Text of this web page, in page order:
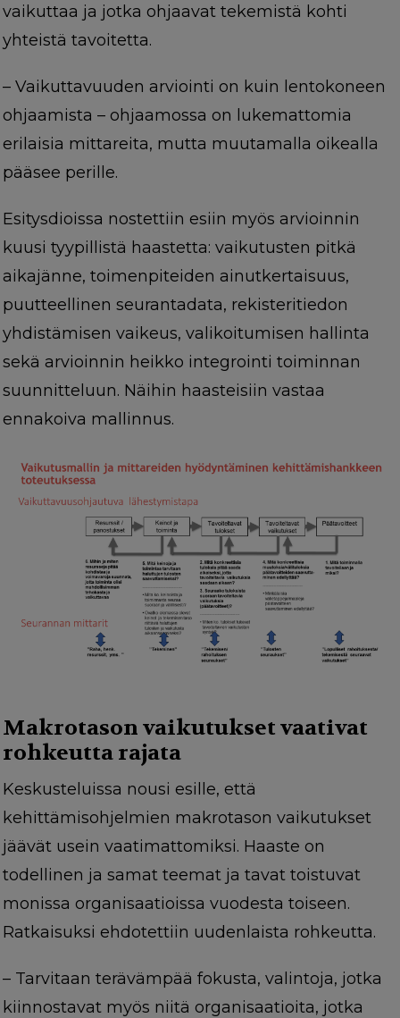
vaikuttaa ja jotka ohjaavat tekemistä kohti
yhteistä tavoitetta.
– Vaikuttavuuden arviointi on kuin lentokoneen
ohjaamista – ohjaamossa on lukemattomia
erilaisia mittareita, mutta muutamalla oikealla
pääsee perille.
Esitysdioissa nostettiin esiin myös arvioinnin
kuusi tyypillistä haastetta: vaikutusten pitkä
aikajänne, toimenpiteiden ainutkertaisuus,
puutteellinen seurantadata, rekisteritiedon
yhdistämisen vaikeus, valikoitumisen hallinta
sekä arvioinnin heikko integrointi toiminnan
suunnitteluun. Näihin haasteisiin vastaa
ennakoiva mallinnus.
Makrotason vaikutukset vaativat
rohkeutta rajata
Keskusteluissa nousi esille, että
kehittämisohjelmien makrotason vaikutukset
jäävät usein vaatimattomiksi. Haaste on
todellinen ja samat teemat ja tavat toistuvat
monissa organisaatioissa vuodesta toiseen.
Ratkaisuksi ehdotettiin uudenlaista rohkeutta.
– Tarvitaan terävämpää fokusta, valintoja, jotka
kiinnostavat myös niitä organisaatioita, jotka